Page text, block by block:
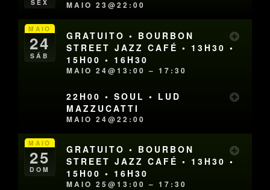
SEX MAIO 23@22:00
MAIO
24
SÁB
GRATUITO • BOURBON
STREET JAZZ CAFÉ • 13H30 •
15H00 • 16H30
MAIO 24@13:00 – 17:30
22H00 • SOUL • LUD
MAZZUCATTI
MAIO 24@22:00
MAIO
25
DOM
GRATUITO • BOURBON
STREET JAZZ CAFÉ • 13H30 •
15H00 • 16H30
MAIO 25@13:00 – 17:30